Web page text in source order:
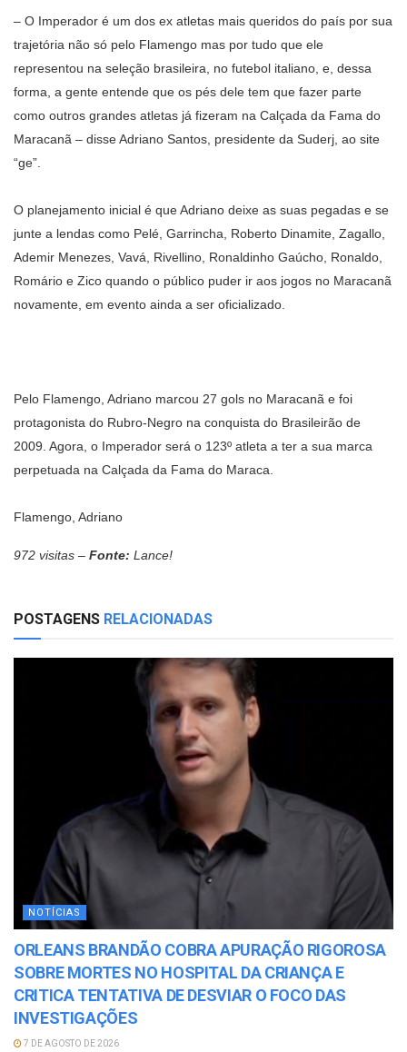
– O Imperador é um dos ex atletas mais queridos do país por sua
trajetória não só pelo Flamengo mas por tudo que ele
representou na seleção brasileira, no futebol italiano, e, dessa
forma, a gente entende que os pés dele tem que fazer parte
como outros grandes atletas já fizeram na Calçada da Fama do
Maracanã – disse Adriano Santos, presidente da Suderj, ao site
“ge”.
O planejamento inicial é que Adriano deixe as suas pegadas e se
junte a lendas como Pelé, Garrincha, Roberto Dinamite, Zagallo,
Ademir Menezes, Vavá, Rivellino, Ronaldinho Gaúcho, Ronaldo,
Romário e Zico quando o público puder ir aos jogos no Maracanã
novamente, em evento ainda a ser oficializado.
Pelo Flamengo, Adriano marcou 27 gols no Maracanã e foi
protagonista do Rubro-Negro na conquista do Brasileirão de
2009. Agora, o Imperador será o 123º atleta a ter a sua marca
perpetuada na Calçada da Fama do Maraca.
Flamengo, Adriano
972 visitas – Fonte: Lance!
POSTAGENS RELACIONADAS
NOTÍCIAS
ORLEANS BRANDÃO COBRA APURAÇÃO RIGOROSA
SOBRE MORTES NO HOSPITAL DA CRIANÇA E
CRITICA TENTATIVA DE DESVIAR O FOCO DAS
INVESTIGAÇÕES
7 DE AGOSTO DE 2026